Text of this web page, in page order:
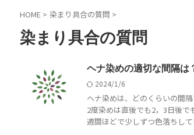
HOME > 染まり具合の質問 >
染まり具合の質問
ヘナ染めの適切な間隔は
2024/1/6
ヘナ染めは、どのくらいの間
2度染めは直後でも2，3日後
週間ほどで少しずつ色落ちして